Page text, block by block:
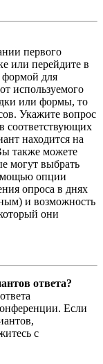
первого
или перейдите в
для
используемого
или формы, то
Укажите вопрос
соответствующих
находится на
также можете
могут выбрать
опции
опроса в днях
и возможность
они
ответа?
Если
с